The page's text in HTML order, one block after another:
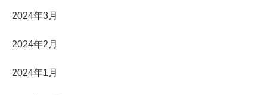
2024年3月
2024年2月
2024年1月